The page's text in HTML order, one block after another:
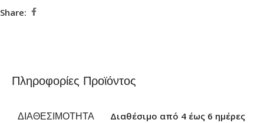
Share:
Πληροφορίες Προϊόντος
ΔΙΑΘΕΣΙΜΌΤΗΤΑ Διαθέσιμο από 4 έως 6 ημέρες